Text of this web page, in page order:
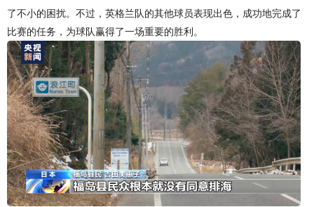
了不小的困扰。不过，英格兰队的其他球员表现出色，成功地完成了
比赛的任务，为球队赢得了一场重要的胜利。